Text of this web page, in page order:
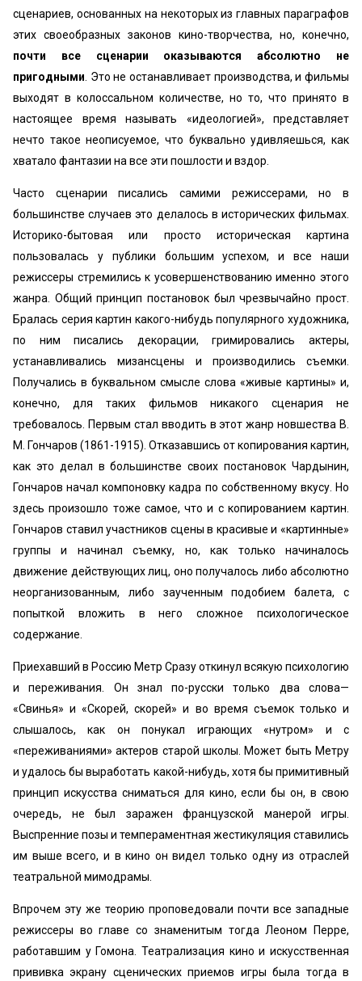
сценариев, основанных на некоторых из главных параграфов
этих своеобразных законов кино-творчества, но, конечно,
почти все сценарии оказываются абсолютно не
пригодными . Это не останавливает производства, и фильмы
выходят в колоссальном количестве, но то, что принято в
настоящее время называть «‎идеологией», представляет
нечто такое неописуемое, что буквально удивляешься, как
хватало фантазии на все эти пошлости и вздор.
Часто сценарии писались самими режиссерами, но в
большинстве случаев это делалось в исторических фильмах.
Историко-бытовая или просто историческая картина
пользовалась у публики большим успехом, и все наши
режиссеры стремились к усовершенствованию именно этого
жанра. Общий принцип постановок был чрезвычайно прост.
Бралась серия картин какого-нибудь популярного художника,
по ним писались декорации, гримировались актеры,
устанавливались мизансцены и производились съемки.
Получались в буквальном смысле слова «‎живые картины» и,
конечно, для таких фильмов никакого сценария не
требовалось. Первым стал вводить в этот жанр новшества В.
М. Гончаров (1861-1915). Отказавшись от копирования картин,
как это делал в большинстве своих постановок Чардынин,
Гончаров начал компоновку кадра по собственному вкусу. Но
здесь произошло тоже самое, что и с копированием картин.
Гончаров ставил участников сцены в красивые и «‎картинные»
группы и начинал съемку, но, как только начиналось
движение действующих лиц, оно получалось либо абсолютно
неорганизованным, либо заученным подобием балета, с
попыткой вложить в него сложное психологическое
содержание.
Приехавший в Россию Метр Сразу откинул всякую психологию
и переживания. Он знал по-русски только два слова—
«‎Свинья» и «‎Скорей, скорей» и во время съемок только и
слышалось, как он понукал играющих «‎нутром» и с
«‎переживаниями» актеров старой школы. Может быть Метру
и удалось бы выработать какой-нибудь, хотя бы примитивный
принцип искусства сниматься для кино, если бы он, в свою
очередь, не был заражен французской манерой игры.
Выспренние позы и темпераментная жестикуляция ставились
им выше всего, и в кино он видел только одну из отраслей
театральной мимодрамы.
Впрочем эту же теорию проповедовали почти все западные
режиссеры во главе со знаменитым тогда Леоном Перре,
работавшим у Гомона. Театрализация кино и искусственная
прививка экрану сценических приемов игры была тогда в